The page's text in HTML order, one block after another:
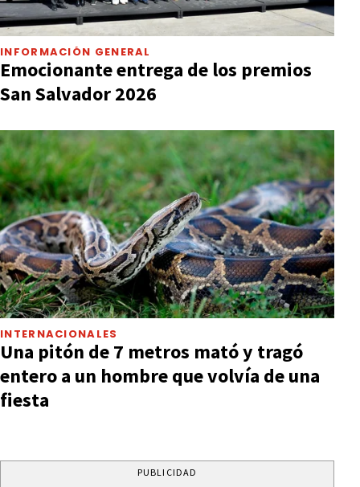
INFORMACIÓN GENERAL
Emocionante entrega de los premios
San Salvador 2026
INTERNACIONALES
Una pitón de 7 metros mató y tragó
entero a un hombre que volvía de una
fiesta
PUBLICIDAD